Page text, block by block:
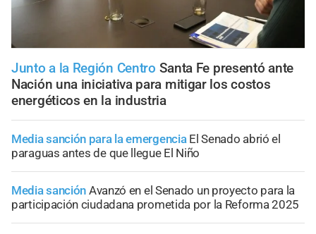
Junto a la Región Centro Santa Fe presentó ante
Nación una iniciativa para mitigar los costos
energéticos en la industria
Media sanción para la emergencia El Senado abrió el
paraguas antes de que llegue El Niño
Media sanción Avanzó en el Senado un proyecto para la
participación ciudadana prometida por la Reforma 2025